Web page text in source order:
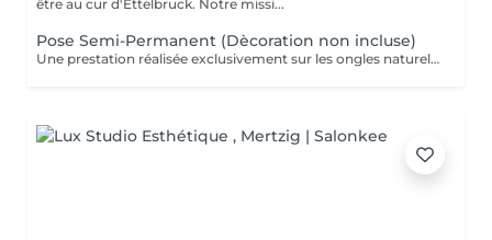
être au cur d'Ettelbruck. Notre missi...
Pose Semi-Permanent (Dècoration non incluse)
Une prestation réalisée exclusivement sur les ongles naturels, pour une couleur brillante et durable pendant plusieurs semaines. * Préparation de l'ongle naturel * Travail des cuticules * Mise en forme des ongles * Application du vernis semi-permanent * Finition brillante